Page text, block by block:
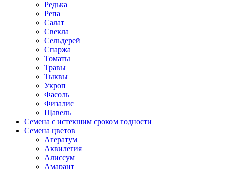
Редька
Репа
Салат
Свекла
Сельдерей
Спаржа
Томаты
Травы
Тыквы
Укроп
Фасоль
Физалис
Щавель
Семена с истекшим сроком годности
Семена цветов
Агератум
Аквилегия
Алиссум
Амарант